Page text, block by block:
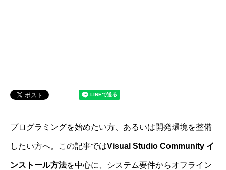
プログラミングを始めたい方、あるいは開発環境を整備
したい方へ。この記事ではVisual Studio Community イ
ンストール方法を中心に、システム要件からオフライン